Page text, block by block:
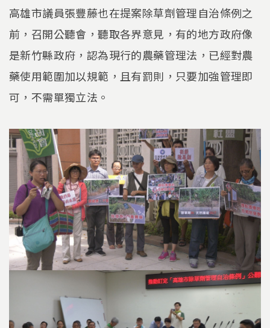
高雄市議員張豐藤也在提案除草劑管理自治條例之
前，召開公聽會，聽取各界意見，有的地方政府像
是新竹縣政府，認為現行的農藥管理法，已經對農
藥使用範圍加以規範，且有罰則，只要加強管理即
可，不需單獨立法。